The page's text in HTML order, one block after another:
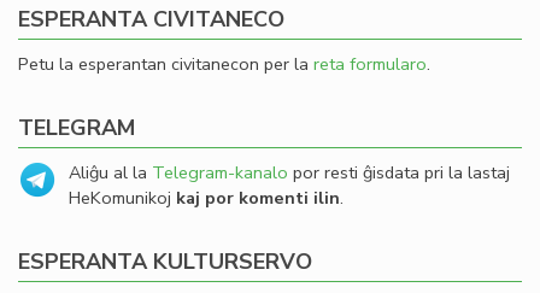
ESPERANTA CIVITANECO
Petu la esperantan civitanecon per la reta formularo.
TELEGRAM
Aliĝu al la Telegram-kanalo por resti ĝisdata pri la lastaj
HeKomunikoj kaj por komenti ilin.
ESPERANTA KULTURSERVO